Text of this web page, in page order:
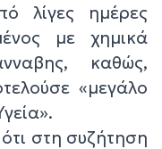
λίγες ημέρες
με χημικά
καθώς,
«μεγάλο
στη συζήτηση